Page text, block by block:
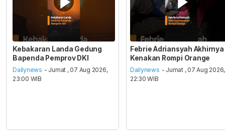
Kebakaran Landa Gedung
Bapenda Pemprov DKI
Dailynews - Jumat , 07 Aug 2026,
23:00 WIB
Febrie Adriansyah Akhirnya
Kenakan Rompi Orange
Dailynews - Jumat , 07 Aug 2026,
22:30 WIB